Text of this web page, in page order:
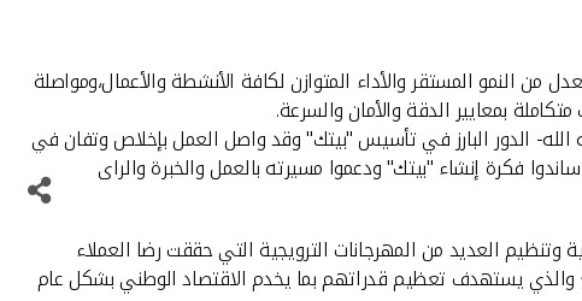
المستقر والأداء المتوازن لكافة الأنشطة والأعمال،ومواصلة
بمعايير الدقة والأمان والسرعة.
الدور البارز في تأسيس "بيتك" وقد واصل العمل بإخلاص وتفان في
فكرة إنشاء "بيتك" ودعموا مسيرته بالعمل والخبرة والراى
العديد من المهرجانات الترويجية التي حققت رضا العملاء
يستهدف تعظيم قدراتهم بما يخدم الاقتصاد الوطني بشكل عام